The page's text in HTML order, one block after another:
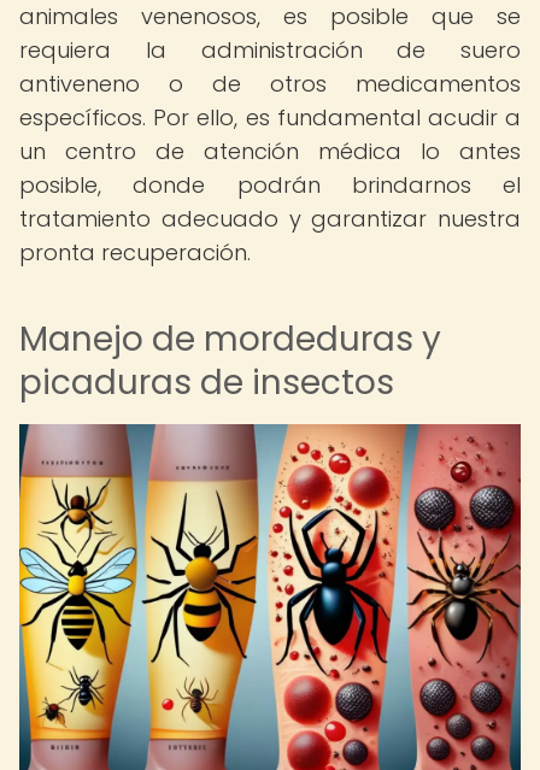
animales venenosos, es posible que se
requiera la administración de suero
antiveneno o de otros medicamentos
específicos. Por ello, es fundamental acudir a
un centro de atención médica lo antes
posible, donde podrán brindarnos el
tratamiento adecuado y garantizar nuestra
pronta recuperación.
Manejo de mordeduras y
picaduras de insectos